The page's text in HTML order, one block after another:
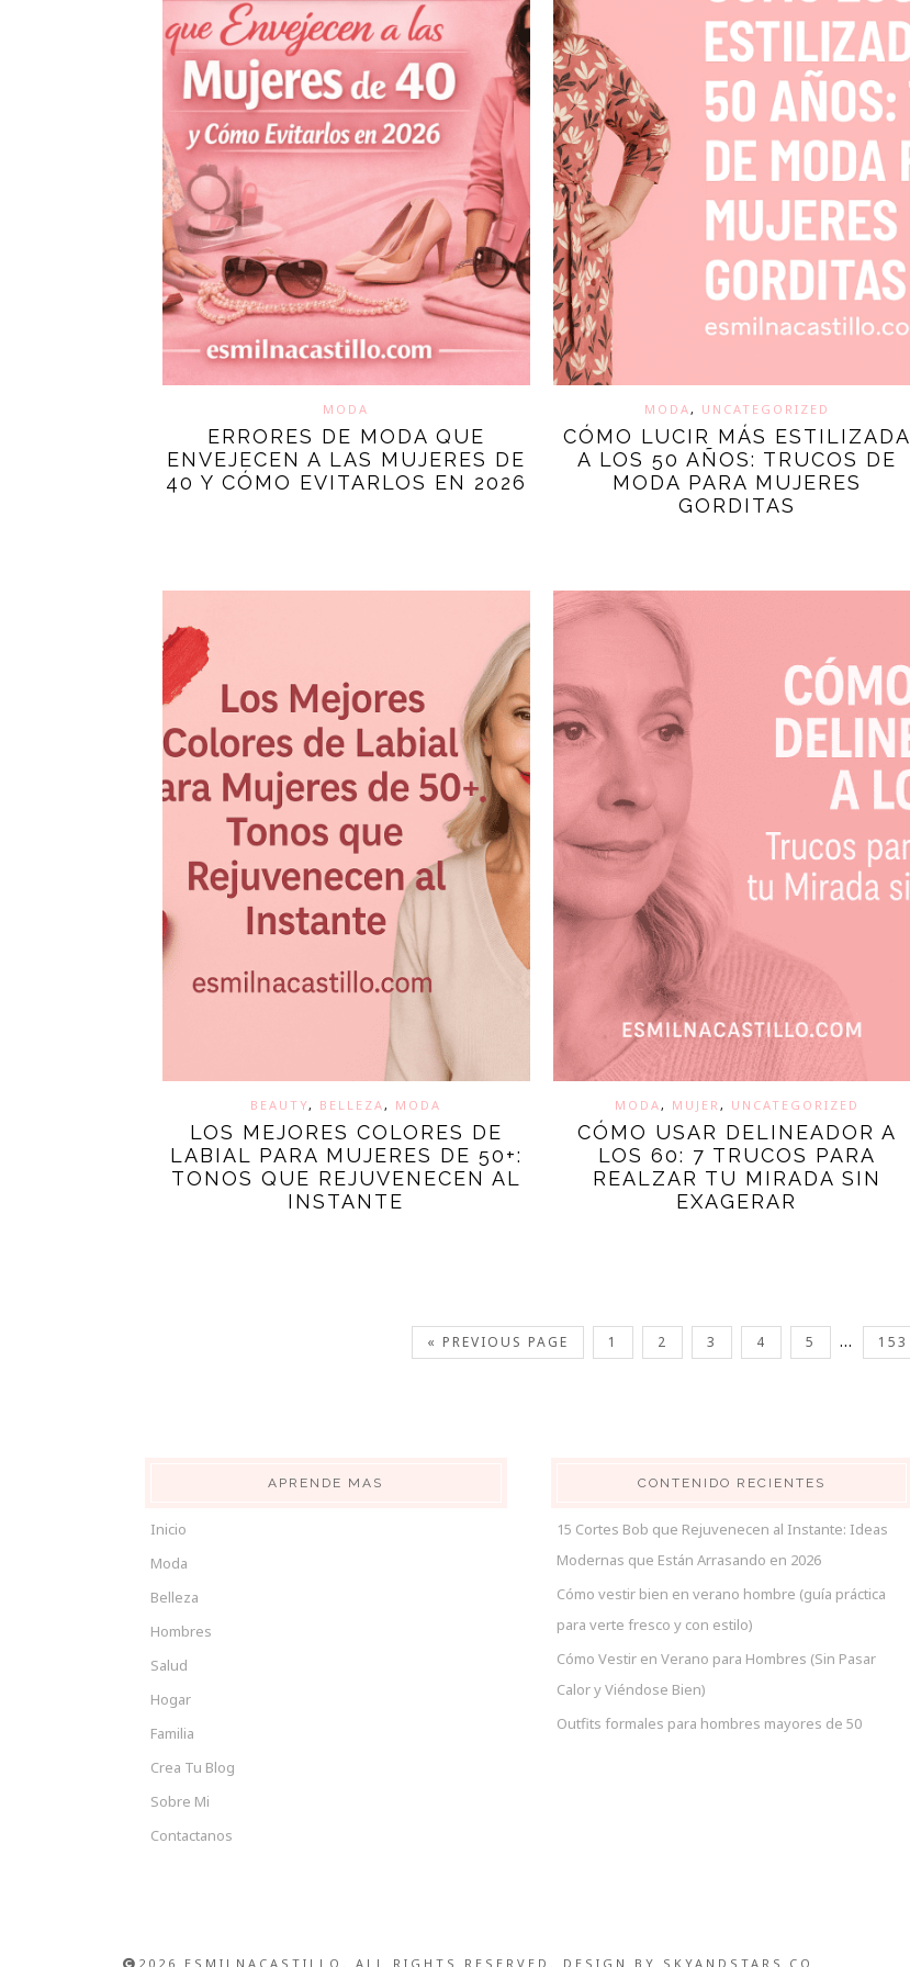
MODA
ERRORES DE MODA QUE
ENVEJECEN A LAS MUJERES DE
40 Y CÓMO EVITARLOS EN 2026
MODA , UNCATEGORIZED
CÓMO LUCIR MÁS ESTILIZADA
A LOS 50 AÑOS: TRUCOS DE
MODA PARA MUJERES
GORDITAS
BEAUTY, BELLEZA , MODA
LOS MEJORES COLORES DE
LABIAL PARA MUJERES DE 50+:
TONOS QUE REJUVENECEN AL
INSTANTE
MODA , MUJER , UNCATEGORIZED
CÓMO USAR DELINEADOR A
LOS 60: 7 TRUCOS PARA
REALZAR TU MIRADA SIN
EXAGERAR
« PREVIOUS PAGE 1 2 3 4 5 … 153
APRENDE MAS
Inicio
Moda
Belleza
Hombres
Salud
Hogar
Familia
Crea Tu Blog
Sobre Mi
Contactanos
CONTENIDO RECIENTES
15 Cortes Bob que Rejuvenecen al Instante: Ideas
Modernas que Están Arrasando en 2026
Cómo vestir bien en verano hombre (guía práctica
para verte fresco y con estilo)
Cómo Vestir en Verano para Hombres (Sin Pasar
Calor y Viéndose Bien)
Outfits formales para hombres mayores de 50
2026 ESMILNACASTILLO. ALL RIGHTS RESERVED. DESIGN BY SKYANDSTARS.CO